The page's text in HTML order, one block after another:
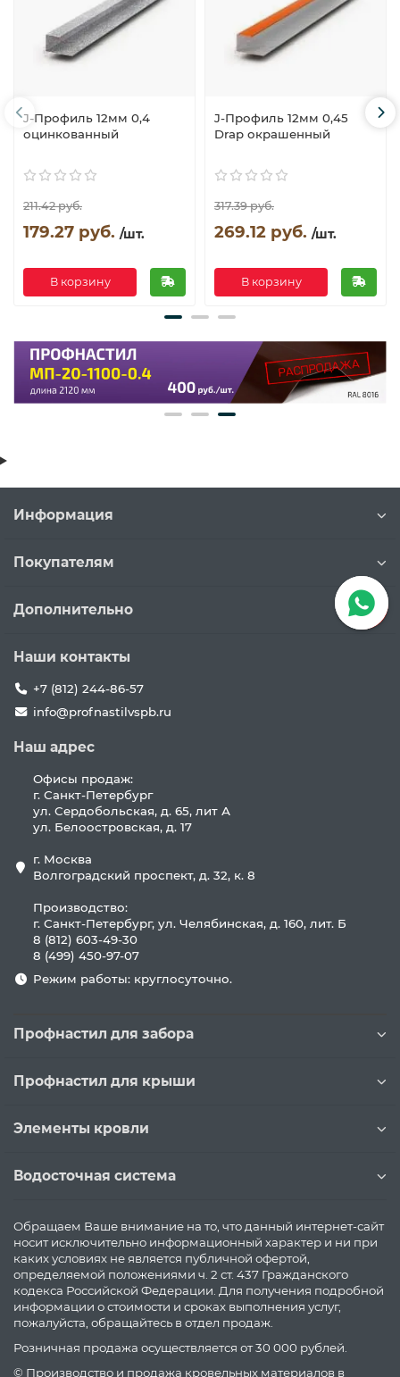
J-Профиль 12мм 0,4
оцинкованный
211.42 руб.
179.27 руб. /шт.
В корзину
J-Профиль 12мм 0,45
Drap окрашенный
317.39 руб.
269.12 руб. /шт.
В корзину
Информация
Покупателям
Дополнительно
Наши контакты
+7 (812) 244-86-57
info@profnastilvspb.ru
Наш адрес
Офисы продаж:
г. Санкт-Петербург
ул. Сердобольская, д. 65, лит А
ул. Белоостровская, д. 17
г. Москва
Волгоградский проспект, д. 32, к. 8
Производство:
г. Санкт-Петербург, ул. Челябинская, д. 160, лит. Б
8 (812) 603-49-30
8 (499) 450-97-07
Режим работы: круглосуточно.
Профнастил для забора
Профнастил для крыши
Элементы кровли
Водосточная система
Обращаем Ваше внимание на то, что данный интернет-сайт
носит исключительно информационный характер и ни при
каких условиях не является публичной офертой,
определяемой положениями ч. 2 ст. 437 Гражданского
кодекса Российской Федерации. Для получения подробной
информации о стоимости и сроках выполнения услуг,
пожалуйста, обращайтесь в отдел продаж.
Розничная продажа осуществляется от 30 000 рублей.
© Производство и продажа кровельных материалов в